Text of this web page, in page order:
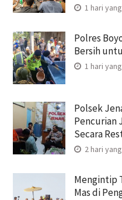
1 hari
Polres
Bersih
1 hari
Polsek
Pencurian
Secara
2 hari
Mengintip
Mas di